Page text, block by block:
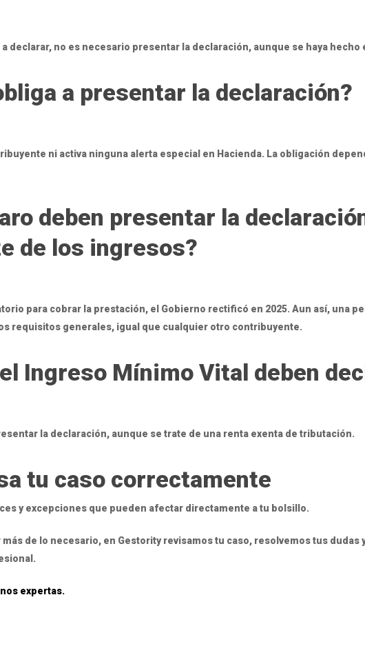
declarar, no es necesario presentar la declaración, aunque se haya hecho
a presentar la declaración?
ni activa ninguna alerta especial en Hacienda. La obligación
deben presentar la
de los ingresos?
para cobrar la prestación, el Gobierno rectificó en 2025. Aun así, una
requisitos generales, igual que cualquier otro contribuyente.
Ingreso Mínimo Vital deben
la declaración, aunque se trate de una renta exenta de tributación.
tu caso correctamente
y excepciones que pueden afectar directamente a tu bolsillo.
de lo necesario, en Gestority revisamos tu caso, resolvemos tus dudas
expertas.